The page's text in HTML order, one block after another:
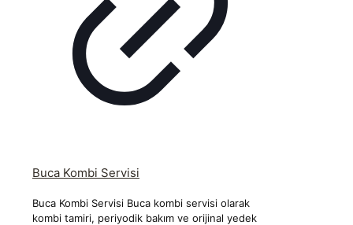
Buca Kombi Servisi
Buca Kombi Servisi Buca kombi servisi olarak
kombi tamiri, periyodik bakım ve orijinal yedek